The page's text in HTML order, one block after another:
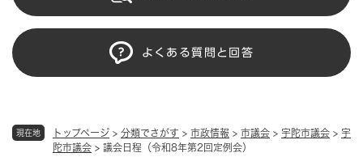
現在地 トップページ > 分類でさがす > 市政情報 > 市議会 > 宇陀市議会 > 宇
陀市議会 > 議会日程（令和8年第2回定例会）
よくある質問と回答